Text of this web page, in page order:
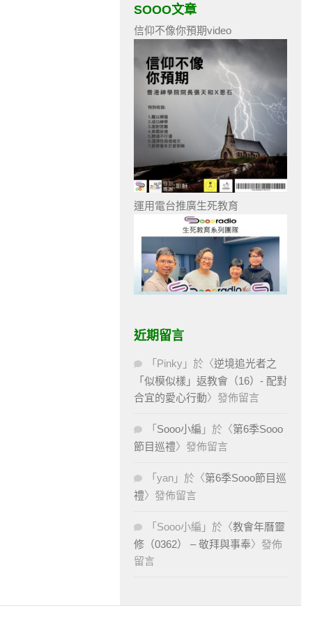
SOOO文章
信仰不像你預期video
運用電台推廣生死教育
近期留言
「 Pinky 」於〈逆境追光者之
「似模似樣」返教會（16）- 配對
合宜的愛心行動〉發佈留言
「 Sooo小編 」於〈第6季Sooo
節目巡禮〉發佈留言
「 yan 」於〈第6季Sooo節目巡
禮〉發佈留言
「 Sooo小編 」於〈教會年曆靈
修（0362） – 敬拜與事奉〉發佈
留言